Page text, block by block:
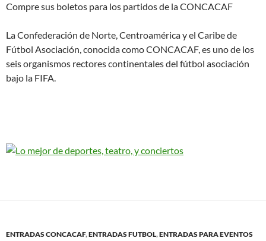
Compre sus boletos para los partidos de la CONCACAF
La Confederación de Norte, Centroamérica y el Caribe de
Fútbol Asociación, conocida como CONCACAF, es uno de los
seis organismos rectores continentales del fútbol asociación
bajo la FIFA.
ENTRADAS CONCACAF,ENTRADAS FUTBOL,ENTRADAS PARA EVENTOS